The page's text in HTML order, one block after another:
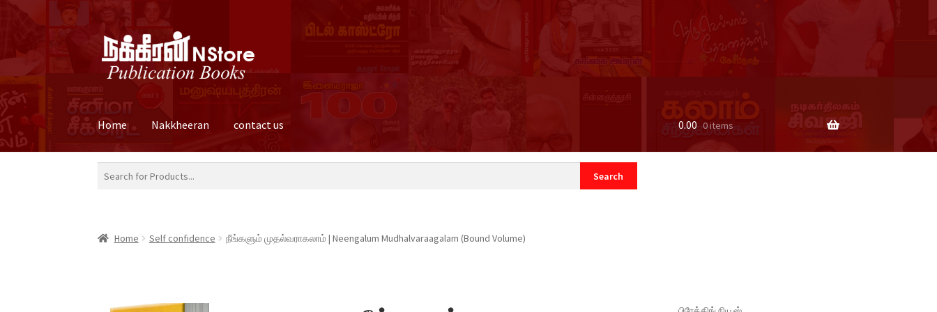
Skip
to
navigation
Skip
to
content
Home Nakkheeran contact us
Cart Checkout
0.00 0 items
Home Self confidence நீங்களும் முதல்வராகலாம் | Neengalum Mudhalvaraagalam (Bound Volume)